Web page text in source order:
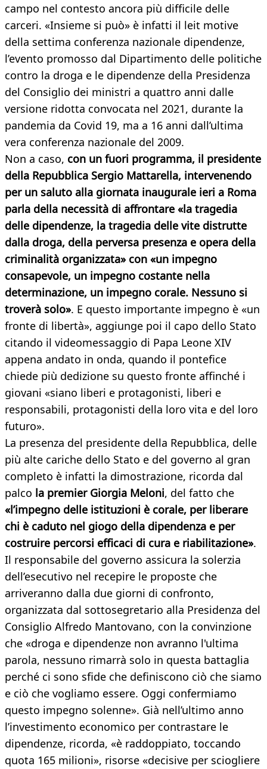
campo nel contesto ancora più difficile delle
carceri. «Insieme si può» è infatti il leit motive
della settima conferenza nazionale dipendenze,
l’evento promosso dal Dipartimento delle politiche
contro la droga e le dipendenze della Presidenza
del Consiglio dei ministri a quattro anni dalle
versione ridotta convocata nel 2021, durante la
pandemia da Covid 19, ma a 16 anni dall’ultima
vera conferenza nazionale del 2009.
Non a caso, con un fuori programma, il presidente
della Repubblica Sergio Mattarella, intervenendo
per un saluto alla giornata inaugurale ieri a Roma
parla della necessità di affrontare «la tragedia
delle dipendenze, la tragedia delle vite distrutte
dalla droga, della perversa presenza e opera della
criminalità organizzata» con «un impegno
consapevole, un impegno costante nella
determinazione, un impegno corale. Nessuno si
troverà solo». E questo importante impegno è «un
fronte di libertà», aggiunge poi il capo dello Stato
citando il videomessaggio di Papa Leone XIV
appena andato in onda, quando il pontefice
chiede più dedizione su questo fronte affinché i
giovani «siano liberi e protagonisti, liberi e
responsabili, protagonisti della loro vita e del loro
futuro».
La presenza del presidente della Repubblica, delle
più alte cariche dello Stato e del governo al gran
completo è infatti la dimostrazione, ricorda dal
palco la premier Giorgia Meloni, del fatto che
«l’impegno delle istituzioni è corale, per liberare
chi è caduto nel giogo della dipendenza e per
costruire percorsi efficaci di cura e riabilitazione».
Il responsabile del governo assicura la solerzia
dell’esecutivo nel recepire le proposte che
arriveranno dalla due giorni di confronto,
organizzata dal sottosegretario alla Presidenza del
Consiglio Alfredo Mantovano, con la convinzione
che «droga e dipendenze non avranno l'ultima
parola, nessuno rimarrà solo in questa battaglia
perché ci sono sfide che definiscono ciò che siamo
e ciò che vogliamo essere. Oggi confermiamo
questo impegno solenne». Già nell’ultimo anno
l’investimento economico per contrastare le
dipendenze, ricorda, «è raddoppiato, toccando
quota 165 milioni», risorse «decisive per sciogliere